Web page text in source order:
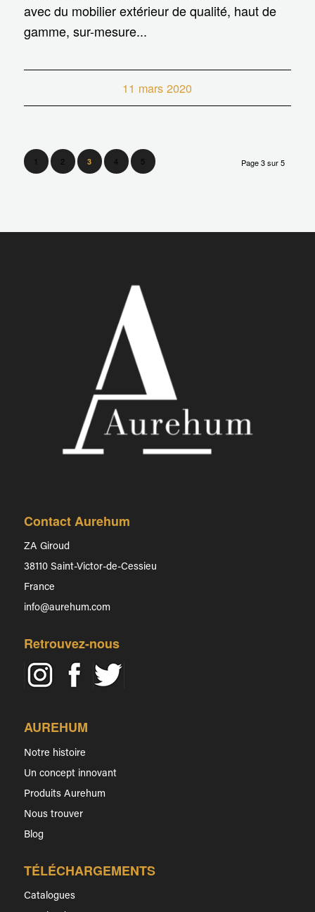
avec du mobilier extérieur de qualité, haut de
gamme, sur-mesure...
11 mars 2020
Page 3 sur 5
1 2 3 4 5
Contact Aurehum
ZA Giroud
38110 Saint-Victor-de-Cessieu
France
info@aurehum.com
Retrouvez-nous
AUREHUM
Notre histoire
Un concept innovant
Produits Aurehum
Nous trouver
Blog
TÉLÉCHARGEMENTS
Catalogues